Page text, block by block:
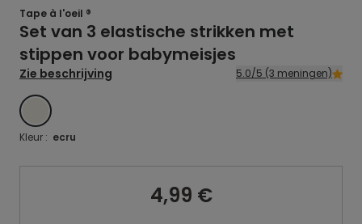
Tape à l'oeil ®
Set van 3 elastische strikken met
stippen voor babymeisjes
Zie beschrijving 5.0/5 (3 meningen)
ECRU
Kleur : ecru
4,99 €